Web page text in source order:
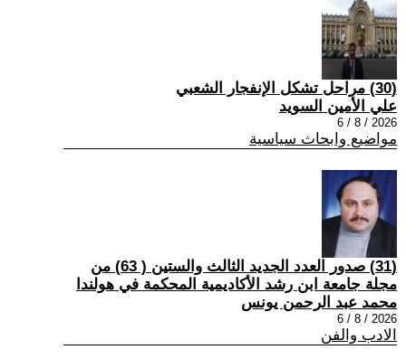
(30) مراحل تشكل الإنفجار الشعبي
علي الأمين السويد
2026 / 8 / 6
مواضيع وابحاث سياسية
(31) صدور العدد الجديد الثالث والستين ( 63) من
مجلة جامعة ابن رشد الأكاديمية المحكمة في هولندا
محمد عبد الرحمن يونس
2026 / 8 / 6
الادب والفن